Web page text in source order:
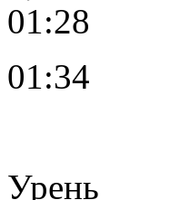
01:28
01:34
Урень